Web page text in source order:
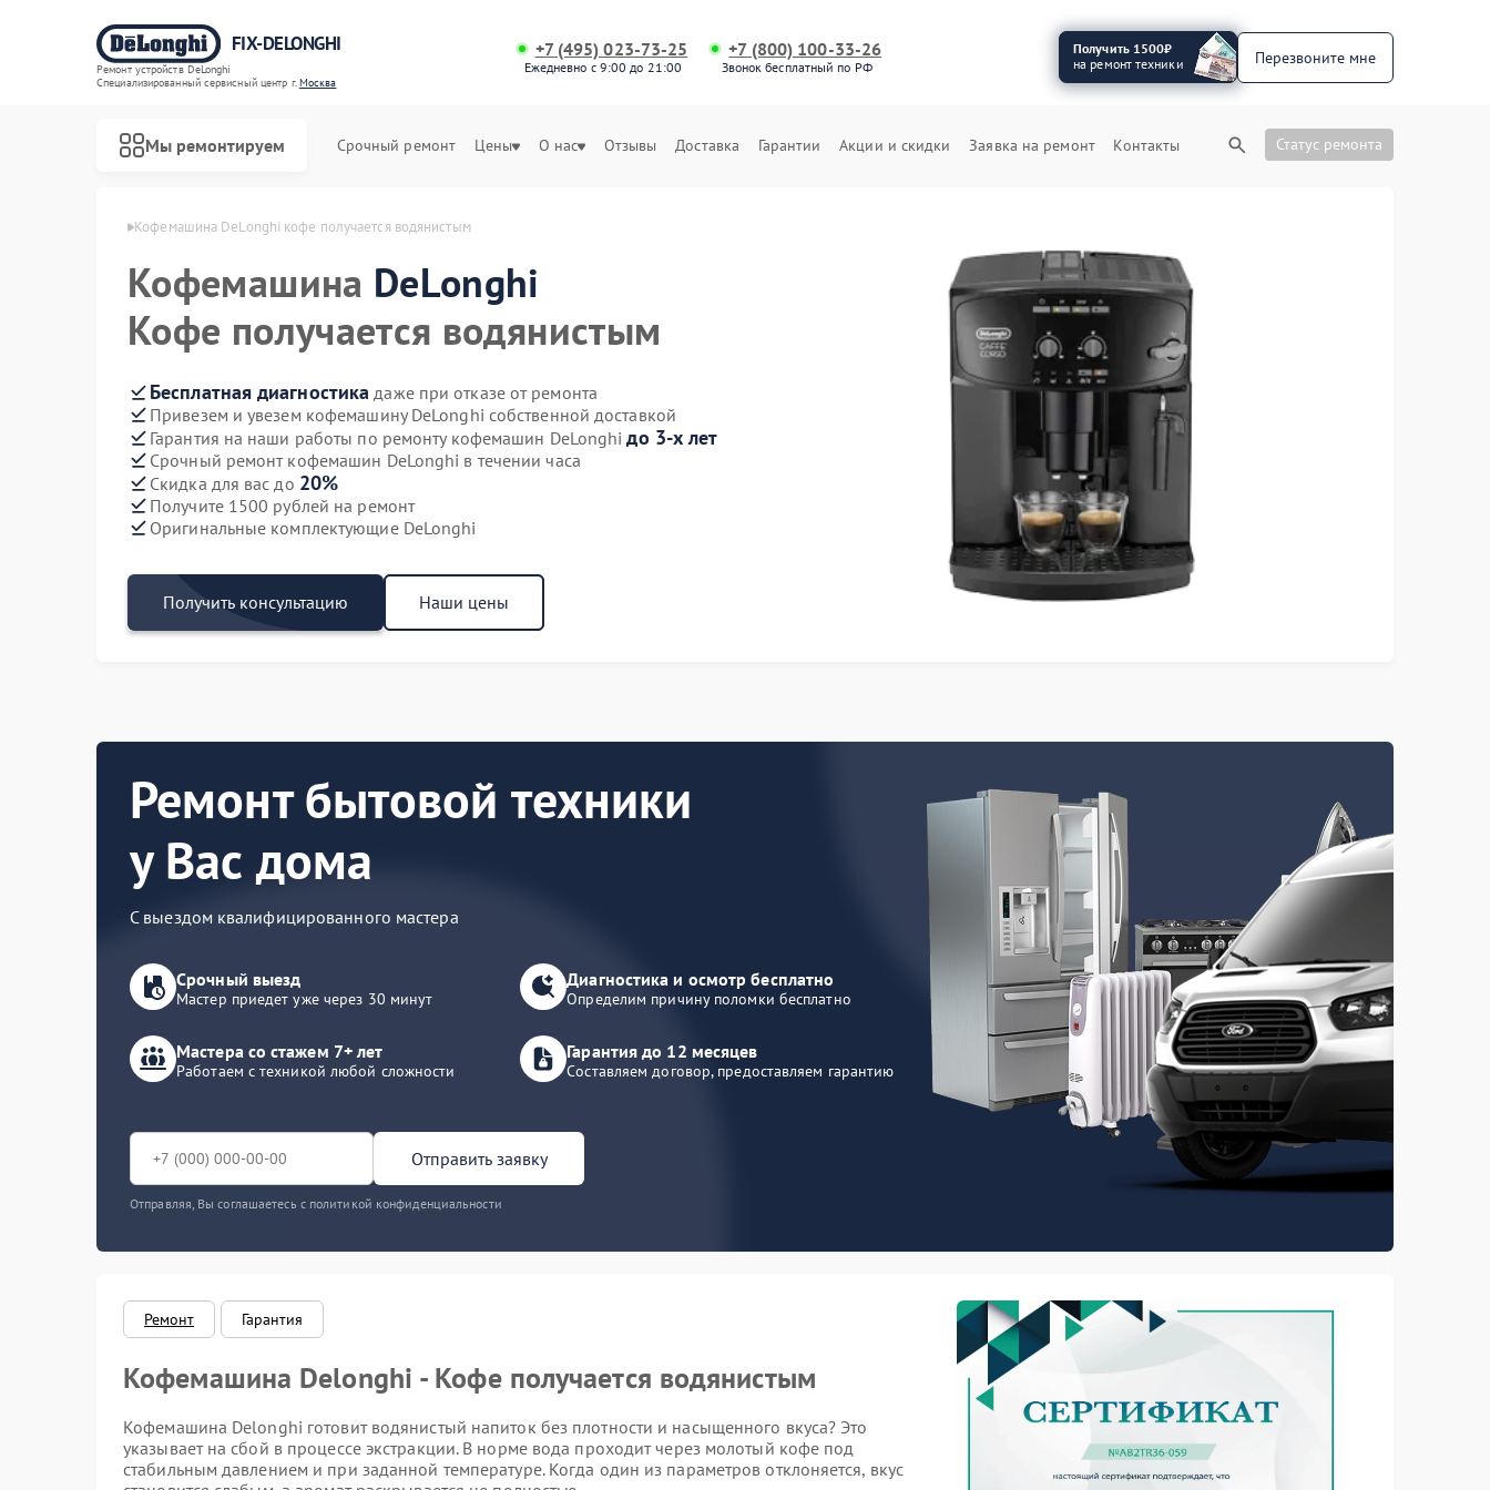
FIX-DELONGHI
Ремонт устройств DeLonghi
Специализированный cервисный центр г.Москва
+7 (495) 023-73-25
Ежедневно с 9:00 до 21:00
+7 (800) 100-33-26
Звонок бесплатный по РФ
Получить 1500₽
на ремонт техники
Перезвоните мне
Мы ремонтируем Срочный ремонт Цены О нас Отзывы Доставка Гарантии Акции и скидки Заявка на ремонт Контакты Статус ремонта
в Москве Кофемашина DeLonghi кофе получается водянистым
Кофемашина DeLonghi
Кофе получается водянистым
Бесплатная диагностика даже при отказе от ремонта
Привезем и увезем кофемашину DeLonghi собственной доставкой
Гарантия на наши работы по ремонту кофемашин DeLonghiдо 3-х лет
Срочный ремонт кофемашин DeLonghi в течении часа
Скидка для вас до 20%
Получите 1500 рублей на ремонт
Оригинальные комплектующие DeLonghi
Получить консультацию Наши цены
Ремонт бытовой техники
у Вас дома
С выездом квалифицированного мастера
Срочный выезд
Мастер приедет уже через 30 минут
Диагностика и осмотр бесплатно
Определим причину поломки бесплатно
Мастера со стажем 7+ лет
Работаем с техникой любой сложности
Гарантия до 12 месяцев
Составляем договор, предоставляем гарантию
Отправить заявку
Отправляя, Вы соглашаетесь с политикой конфиденциальности
Ремонт Гарантия
Кофемашина Delonghi - Кофе получается водянистым
Кофемашина Delonghi готовит водянистый напиток без плотности и насыщенного вкуса? Это
указывает на сбой в процессе экстракции. В норме вода проходит через молотый кофе под
стабильным давлением и при заданной температуре. Когда один из параметров отклоняется, вкус